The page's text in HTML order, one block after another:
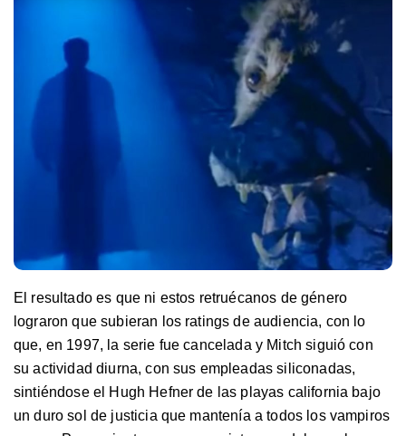
El resultado es que ni estos retruécanos de género
lograron que subieran los ratings de audiencia, con lo
que, en 1997, la serie fue cancelada y Mitch siguió con
su actividad diurna, con sus empleadas siliconadas,
sintiéndose el Hugh Hefner de las playas california bajo
un duro sol de justicia que mantenía a todos los vampiros